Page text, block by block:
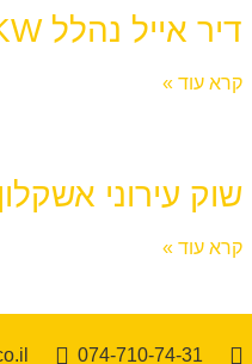
דיר אייל נהלל 227KW
קרא עוד »
שוק עירוני אשקלון 397KV
קרא עוד »
074-710-74-31